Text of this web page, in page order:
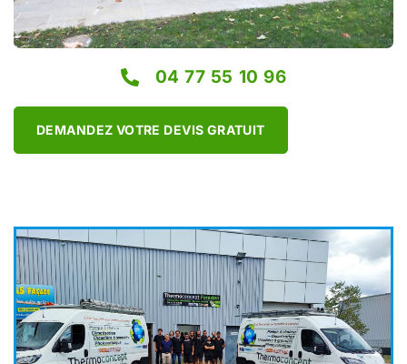
04 77 55 10 96
DEMANDEZ VOTRE DEVIS GRATUIT